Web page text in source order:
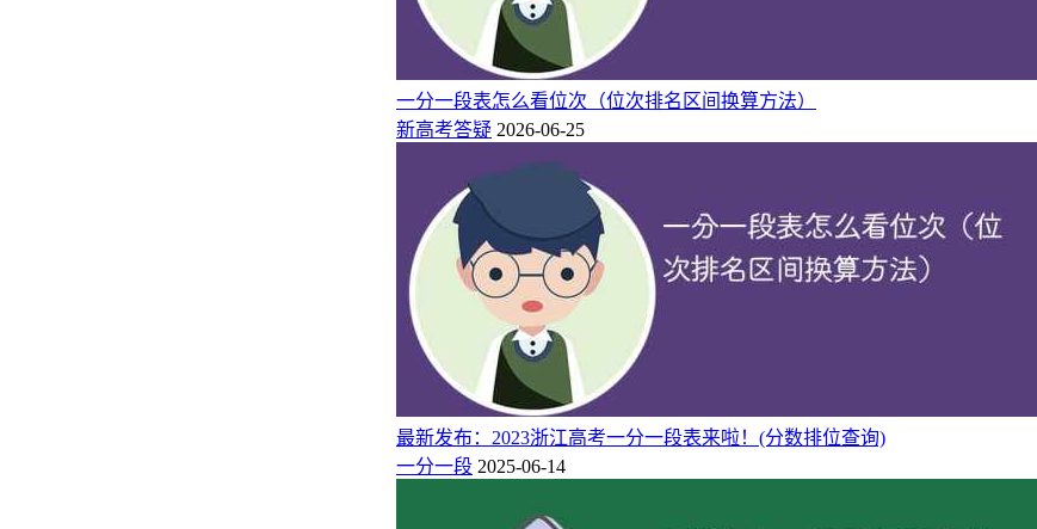
第一步，认真查看省教育招生考试院向社会公布的各类考生一分一段表和投档情况表（包括每所高校录取的计划数、投档
成绩相对应的分数排名和这一位次成绩共有多少考生，以确定自己成绩在全省的位置。
第二步，查看自己的目标学校往年各专业录取线在当年一分一段表中的位置，与自己的位置相对应来考虑。对目标学校要
第三步，在使用一分一段表的基础上，考生还可以看自己的高考成绩与一段线的分数差值。假定去年超过一段线100分能
以上，填报这所学校，被录取的希望就比较大。如果成绩在某一分数段过于集中，考生填报志愿时就应注意保持各院校、
高考位次怎么查询（2025年各省高考位次查询系统入口）
一分一段表怎么看位次（位次排名区间换算方法）
新高考答疑 2026-06-25
最新发布：2023浙江高考一分一段表来啦！(分数排位查询)
一分一段 2025-06-14